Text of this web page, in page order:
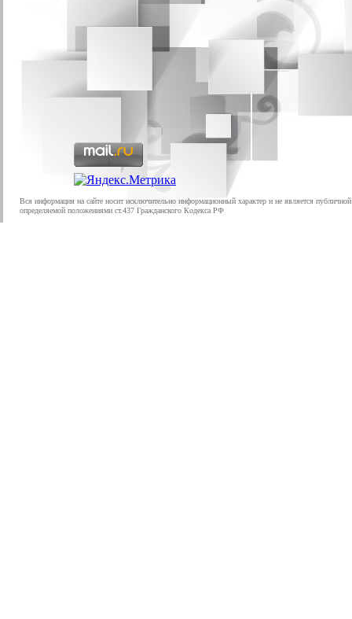
Вся информация на сайте носит исключительно информационный характер и не является
определяемой положениями ст.437 Гражданского Кодекса РФ